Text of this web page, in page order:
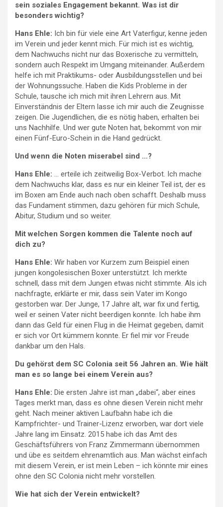
sein soziales Engagement bekannt. Was ist dir
besonders wichtig?
Hans Ehle: Ich bin für viele eine Art Vaterfigur, kenne jeden
im Verein und jeder kennt mich. Für mich ist es wichtig,
dem Nachwuchs nicht nur das Boxerische zu vermitteln,
sondern auch Respekt im Umgang miteinander. Außerdem
helfe ich mit Praktikums- oder Ausbildungsstellen und bei
der Wohnungssuche. Haben die Kids Probleme in der
Schule, tausche ich mich mit ihren Lehrern aus. Mit
Einverständnis der Eltern lasse ich mir auch die Zeugnisse
zeigen. Die Jugendlichen, die es nötig haben, erhalten bei
uns Nachhilfe. Und wer gute Noten hat, bekommt von mir
einen Fünf-Euro-Schein in die Hand gedrückt.
Und wenn die Noten miserabel sind …?
Hans Ehle: … erteile ich zeitweilig Box-Verbot. Ich mache
dem Nachwuchs klar, dass es nur ein kleiner Teil ist, der es
im Boxen am Ende auch nach oben schafft. Deshalb muss
das Fundament stimmen, dazu gehören für mich Schule,
Abitur, Studium und so weiter.
Mit welchen Sorgen kommen die Talente noch auf
dich zu?
Hans Ehle: Wir haben vor Kurzem zum Beispiel einen
jungen kongolesischen Boxer unterstützt. Ich merkte
schnell, dass mit dem Jungen etwas nicht stimmte. Als ich
nachfragte, erklärte er mir, dass sein Vater im Kongo
gestorben war. Der Junge, 17 Jahre alt, war fix und fertig,
weil er seinen Vater nicht beerdigen konnte. Ich habe ihm
dann das Geld für einen Flug in die Heimat gegeben, damit
er sich vor Ort kümmern konnte. Er fiel mir vor Freude
dankbar um den Hals.
Du gehörst dem SC Colonia seit 56 Jahren an. Wie hält
man es so lange bei einem Verein aus?
Hans Ehle: Die ersten Jahre ist man „dabei“, aber eines
Tages merkt man, dass es ohne diesen Verein nicht mehr
geht. Nach meiner aktiven Laufbahn habe ich die
Kampfrichter- und Trainer-Lizenz erworben, war dort viele
Jahre lang im Einsatz. 2015 habe ich das Amt des
Geschäftsführers von Franz Zimmermann übernommen
und übe es seitdem ehrenamtlich aus. Man wächst einfach
mit diesem Verein, er ist mein Leben – ich könnte mir eines
ohne den SC Colonia nicht mehr vorstellen.
Wie hat sich der Verein entwickelt?